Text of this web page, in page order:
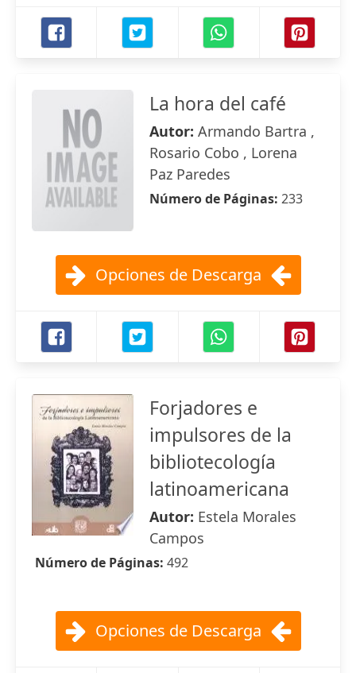
La hora del café
Autor: Armando Bartra ,
Rosario Cobo , Lorena
Paz Paredes
Número de Páginas: 233
Opciones de Descarga
Forjadores e
impulsores de la
bibliotecología
latinoamericana
Autor: Estela Morales
Campos
Número de Páginas: 492
Opciones de Descarga